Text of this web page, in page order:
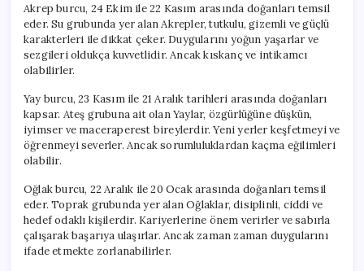
Akrep burcu, 24 Ekim ile 22 Kasım arasında doğanları temsil
eder. Su grubunda yer alan Akrepler, tutkulu, gizemli ve güçlü
karakterleri ile dikkat çeker. Duygularını yoğun yaşarlar ve
sezgileri oldukça kuvvetlidir. Ancak kıskanç ve intikamcı
olabilirler.
Yay burcu, 23 Kasım ile 21 Aralık tarihleri arasında doğanları
kapsar. Ateş grubuna ait olan Yaylar, özgürlüğüne düşkün,
iyimser ve maceraperest bireylerdir. Yeni yerler keşfetmeyi ve
öğrenmeyi severler. Ancak sorumluluklardan kaçma eğilimleri
olabilir.
Oğlak burcu, 22 Aralık ile 20 Ocak arasında doğanları temsil
eder. Toprak grubunda yer alan Oğlaklar, disiplinli, ciddi ve
hedef odaklı kişilerdir. Kariyerlerine önem verirler ve sabırla
çalışarak başarıya ulaşırlar. Ancak zaman zaman duygularını
ifade etmekte zorlanabilirler.